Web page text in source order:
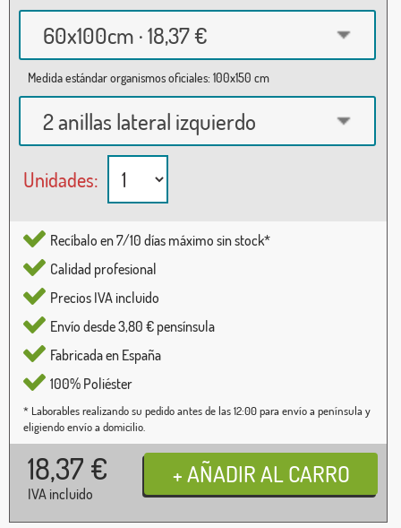
60x100cm · 18,37 €
Medida estándar organismos oficiales: 100x150 cm
2 anillas lateral izquierdo
Unidades:
Recíbalo en 7/10 días máximo sin stock*
Calidad profesional
Precios IVA incluido
Envío desde 3,80 € pensínsula
Fabricada en España
100% Poliéster
* Laborables realizando su pedido antes de las 12:00 para envío a península y
eligiendo envío a domicilio.
18,37 €
IVA incluido